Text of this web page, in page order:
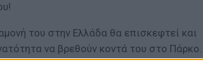
του στην Ελλάδα θα επισκεφτεί και
να βρεθούν κοντά του στο Πάρκο.
θα επισκεφθεί την Ογκολογική Μονάδα